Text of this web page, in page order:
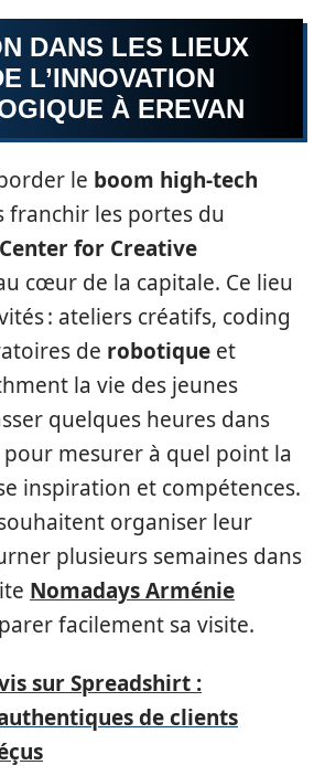
DANS LES LIEUX
L’INNOVATION
À EREVAN
le boom high-tech
franchir les portes du
for Creative
cœur de la capitale. Ce lieu
: ateliers créatifs, coding
de robotique et
la vie des jeunes
quelques heures dans
mesurer à quel point la
inspiration et compétences.
organiser leur
plusieurs semaines dans
Nomadays Arménie
facilement sa visite.
sur Spreadshirt :
de clients